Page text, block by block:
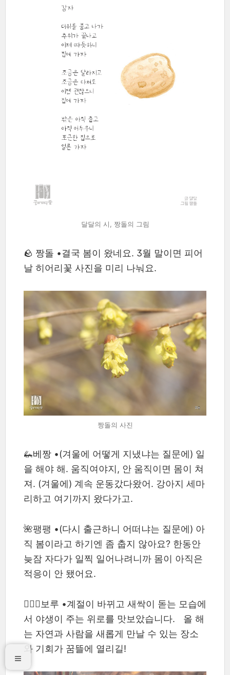
달달의 시, 짱돌의 그림
🪨 짱돌 •결국 봄이 왔네요. 3월 말이면 피어
날 히어리꽃 사진을 미리 나눠요.
짱돌의 사진
🦗베짱 •(겨울에 어떻게 지냈냐는 질문에) 일
을 해야 해. 움직여야지, 안 움직이면 몸이 쳐
져. (겨울에) 계속 운동갔다왔어. 강아지 세마
리하고 여기까지 왔다가고.
🌺팽팽 •(다시 출근하니 어떠냐는 질문에) 아
직 봄이라고 하기엔 좀 춥지 않아요? 한동안
늦잠 자다가 일찍 일어나려니까 몸이 아직은
적응이 안 됐어요.
🧙🏼‍♂보루 •계절이 바뀌고 새싹이 돋는 모습에
서 야생이 주는 위로를 맛보았습니다. 올 해
는 자연과 사람을 새롭게 만날 수 있는 장소
와 기회가 꿈뜰에 열리길!